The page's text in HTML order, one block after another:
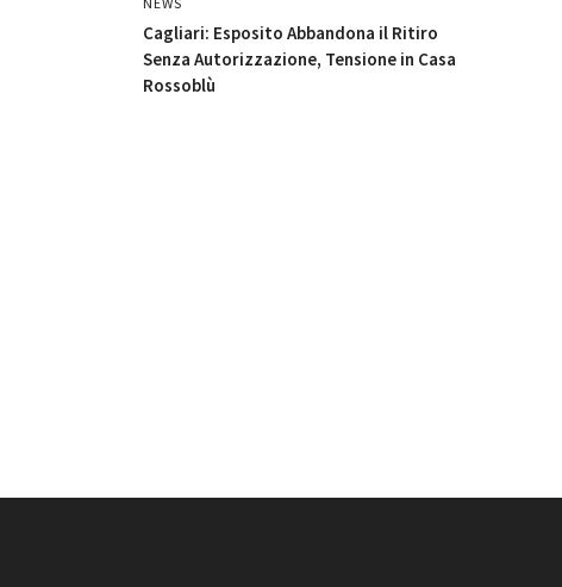
Cagliari: Esposito Abbandona il Ritiro
Senza Autorizzazione, Tensione in Casa
Rossoblù